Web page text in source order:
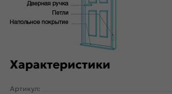
Характеристики
Артикул: